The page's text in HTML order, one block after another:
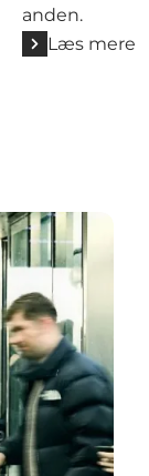
anden.
Læs mere